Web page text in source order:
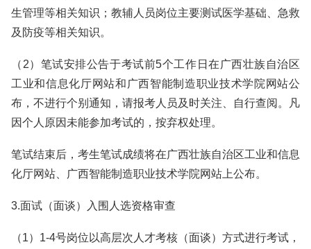
生管理等相关知识；教辅人员岗位主要测试医学基础、急救
及防疫等相关知识。
（2）笔试安排公告于考试前5个工作日在广西壮族自治区
工业和信息化厅网站和广西智能制造职业技术学院网站公
布，不进行个别通知，请报考人员及时关注、自行查阅。凡
因个人原因未能参加考试的，按弃权处理。
笔试结束后，考生笔试成绩将在广西壮族自治区工业和信息
化厅网站、广西智能制造职业技术学院网站上公布。
3.面试（面谈）入围人选资格审查
（1）1-4号岗位以高层次人才考核（面谈）方式进行考试，